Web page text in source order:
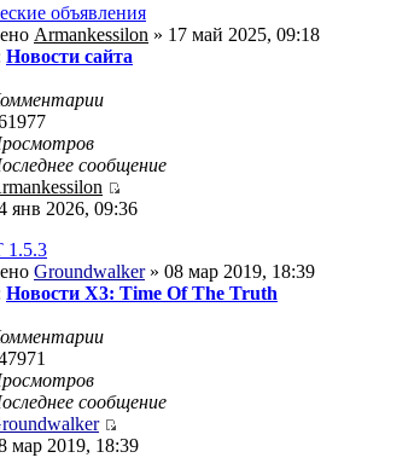
объявления
Armankessilon » 17 май 2025, 09:18
Новости сайта
сообщение
янв 2026, 09:36
Groundwalker» 08 мар 2019, 18:39
Новости X3: Time Of The Truth
сообщение
мар 2019, 18:39